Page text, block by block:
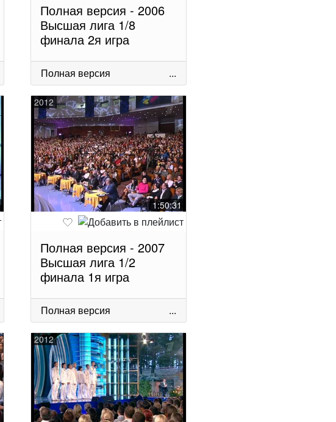
Полная версия - 2006
Высшая лига 1/8
финала 2я игра
Полная версия ...
2012
1:50:31
Полная версия - 2007
Высшая лига 1/2
финала 1я игра
Полная версия ...
2012